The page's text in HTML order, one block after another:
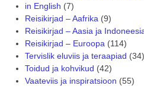
in English (7)
Reisikirjad – Aafrika (9)
Reisikirjad – Aasia ja
Reisikirjad – Euroopa (114)
Tervislik eluviis ja teraapiad (34)
Toidud ja kohvikud (42)
Vaateviis ja inspiratsioon (55)